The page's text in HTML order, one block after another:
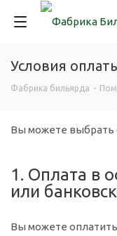
Условия
Фабрика бильярда -
Вы можете выбрать
1. Оплата в
или
Вы можете